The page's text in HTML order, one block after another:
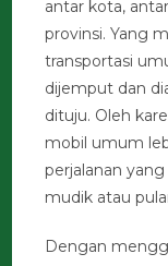
antar kota,
provinsi. Yang
transportasi
dijemput dan
dituju. Oleh
mobil umum
perjalanan
mudik atau
Dengan